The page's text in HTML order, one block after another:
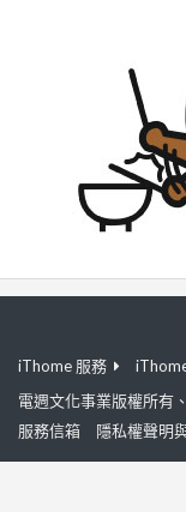
iThome 服務
電週文化事業版權所有
服務信箱
隱私權聲明